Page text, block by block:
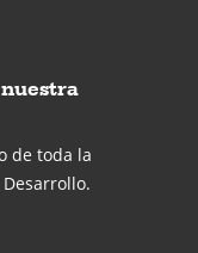
de toda la